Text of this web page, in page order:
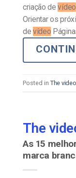
criação devídeo
Orientar os
devídeo
Posted in The
The
As 15
marca